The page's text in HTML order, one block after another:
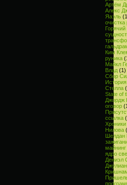
Артём
Алекс
Яаэль
очистка
Горячий
Ким
руника
Майкл
Влад (1)
Сбор
Стелла
State of
Джордж
оговор
ссылка
Нилова
Шелдан
майнинг
ядро
Дениэл